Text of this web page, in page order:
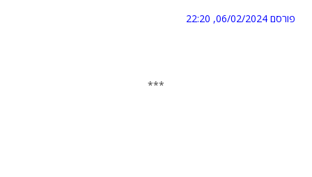
פורסם 06/02/2024, 22:20
***